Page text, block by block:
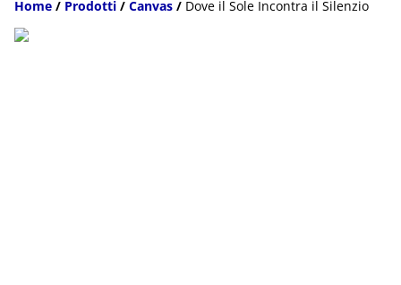
Home / Prodotti / Canvas / Dove il Sole Incontra il Silenzio